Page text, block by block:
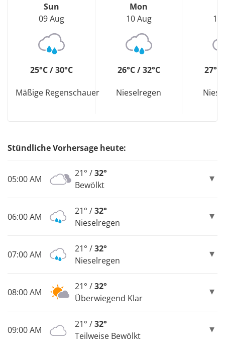
Sun
09 Aug
25°C / 30°C
Mäßige Regenschauer
Mon
10 Aug
26°C / 32°C
Nieselregen
11
27°C
Stündliche Vorhersage heute:
05:00 AM
21° /32°
Bewölkt
06:00 AM
21° /32°
Nieselregen
07:00 AM
21° /32°
Nieselregen
08:00 AM
21° /32°
Überwiegend Klar
09:00 AM
21° /32°
Teilweise Bewölkt